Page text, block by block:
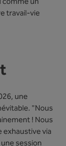
travail-vie
une
"Nous
! Nous
exhaustive via
session